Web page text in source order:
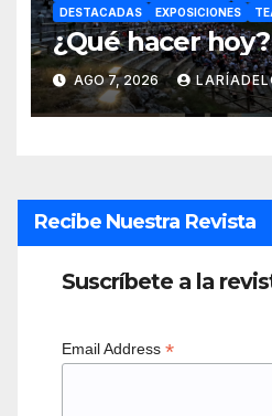
DESTACADAS
EXPOSICIONES
¿Qué hacer
AGO 7, 2026
Recibe Nuestra Revista
Suscríbete a la
Email Address *